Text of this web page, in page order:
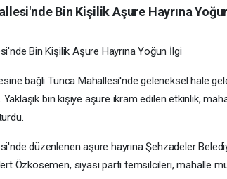
Bin Kişilik Aşure Hayrına
Bin Kişilik Aşure Hayrına Yoğun İlgi
bağlı Tunca Mahallesi'nde geleneksel hale
bin kişiye aşure ikram edilen etkinlik,
düzenlenen aşure hayrına Şehzadeler
Özkösemen, siyasi parti temsilcileri, mahalle